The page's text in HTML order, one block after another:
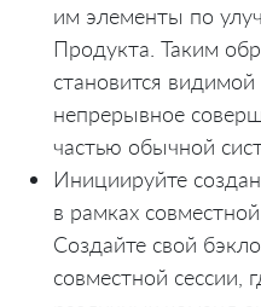
им элементы по
Продукта. Таким
становится
непрерывное
частью обычной
Инициируйте
в рамках
Создайте свой
совместной сессии,